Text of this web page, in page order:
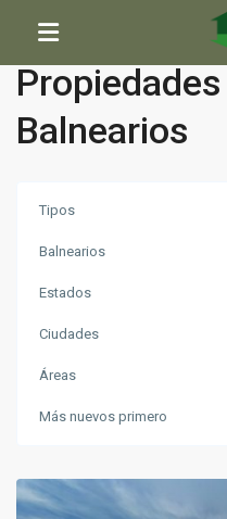
Inicio
Balnearios
Tipos
Balnearios
Estados
Ciudades
Áreas
Más nuevos primero